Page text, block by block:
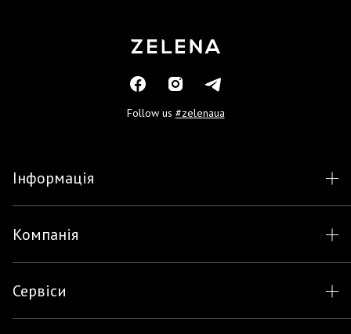
Follow us #zelenaua
Інформація
Компанія
Сервіси